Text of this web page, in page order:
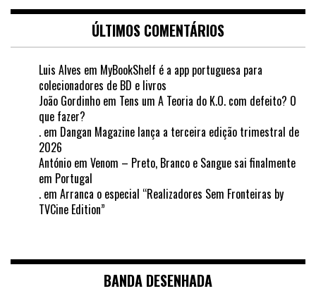
ÚLTIMOS COMENTÁRIOS
Luis Alves em MyBookShelf é a app portuguesa para
colecionadores de BD e livros
João Gordinho em Tens um A Teoria do K.O. com defeito? O
que fazer?
. em Dangan Magazine lança a terceira edição trimestral de
2026
António em Venom – Preto, Branco e Sangue sai finalmente
em Portugal
. em Arranca o especial “Realizadores Sem Fronteiras by
TVCine Edition”
BANDA DESENHADA